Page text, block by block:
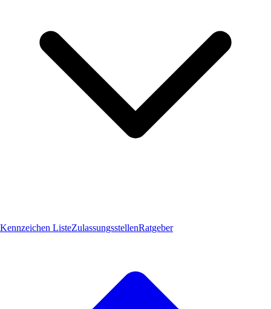
Kennzeichen ListeZulassungsstellenRatgeber